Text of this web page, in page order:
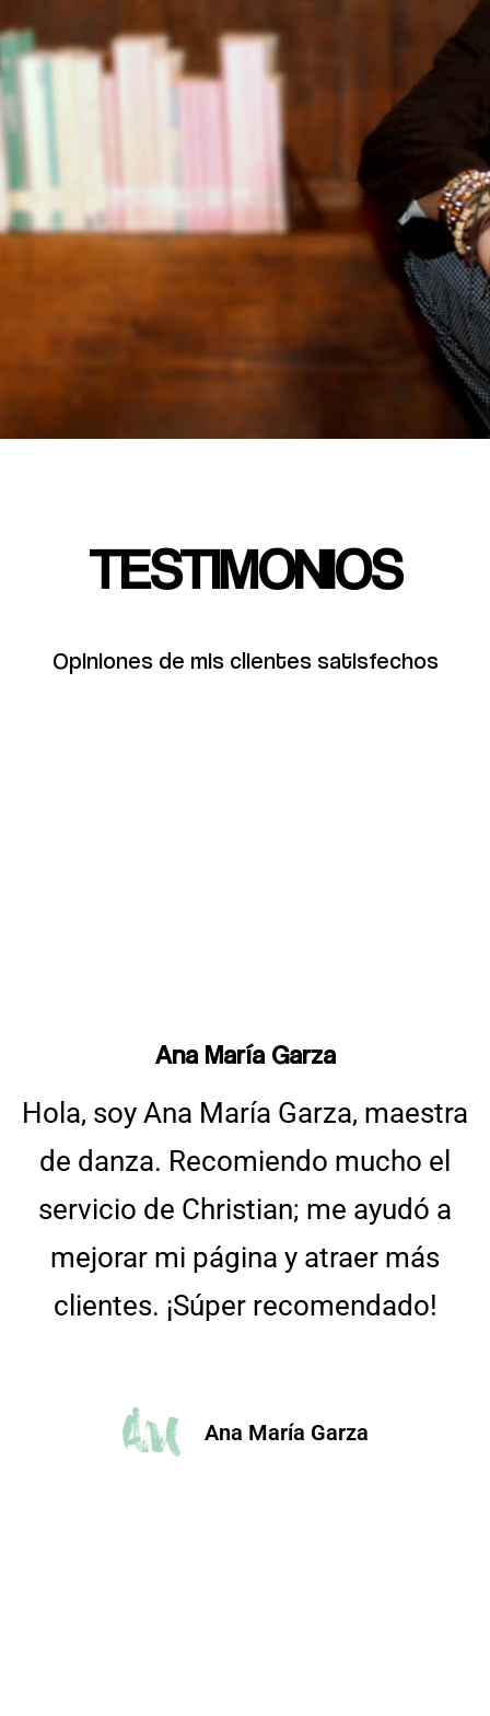
TESTIMONIOS
Opiniones de mis clientes satisfechos
Ana María Garza
Hola, soy Ana María Garza, maestra
de danza. Recomiendo mucho el
servicio de Christian; me ayudó a
mejorar mi página y atraer más
clientes. ¡Súper recomendado!
Ana María Garza